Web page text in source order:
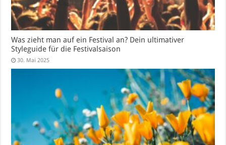
Was zieht man auf ein Festival an? Dein ultimativer
Styleguide für die Festivalsaison
30. Mai 2025